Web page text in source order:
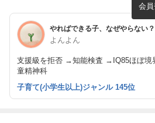
やればできる子、なぜやらない？
よんよん
支援級を拒否 →知能検査 →IQ85ほぼ
童精神科
会
子育て(小学生以上)ジャンル 145位